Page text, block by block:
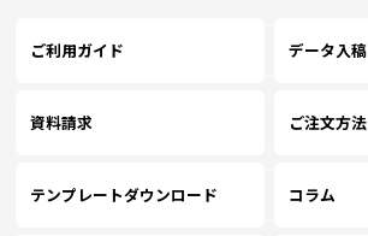
ご利用ガイド データ入稿
資料請求 ご注文方法
テンプレートダウンロード コラム